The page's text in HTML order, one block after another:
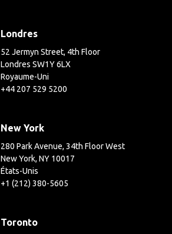
Londres
52 Jermyn Street, 4th Floor
Londres SW1Y 6LX
Royaume-Uni
+44 207 529 5200
New York
280 Park Avenue, 34th Floor West
New York, NY 10017
États-Unis
+1 (212) 380-5605
Toronto